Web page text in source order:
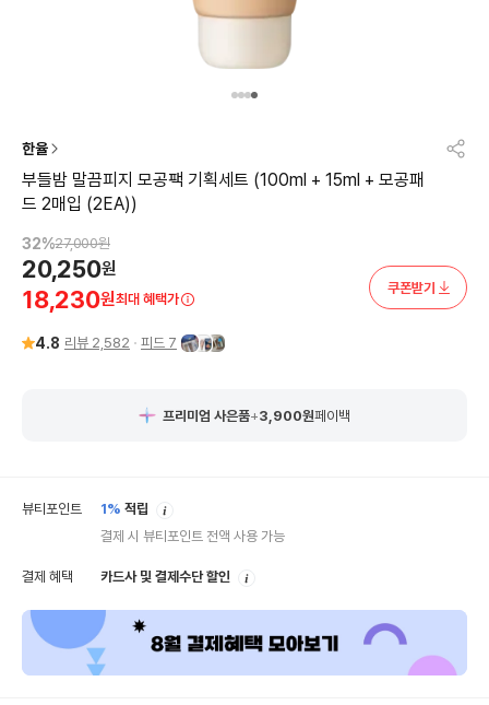
한율
부들밤 말끔피지 모공팩 기획세트 (100ml + 15ml + 모공패
드 2매입 (2EA))
32%27,000원
20,250원
18,230원최대 혜택가
쿠폰받기
4.8 리뷰 2,582 피드 7
프리미엄 사은품+3,900원페이백
뷰티포인트 1% 적립
결제 시 뷰티포인트 전액 사용 가능
결제 혜택 카드사 및 결제수단 할인